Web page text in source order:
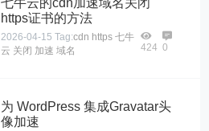
七牛云的cdn加速域名关闭
https证书的方法
2026-04-15 Tag:cdn https 七牛
云 关闭 加速 域名 424 0
为 WordPress 集成Gravatar头
像加速